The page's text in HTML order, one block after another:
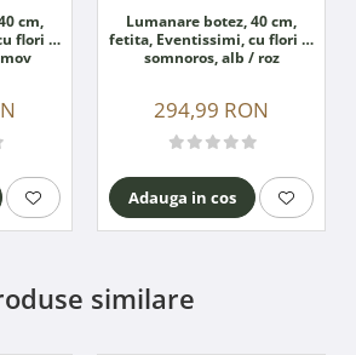
cm,
flori si
Lumanare botez, 40 cm,
fetita, Eventissimi, cu flori si
somnoros, alb / roz
294,99 RON
Adauga in cos
similare